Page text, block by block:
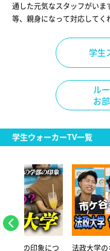
通した元気なスタッフがいま
等、親身になって対応してく
学生
ル
お
学生ウォーカーTV一覧
政大学のキャンパス事情とサー